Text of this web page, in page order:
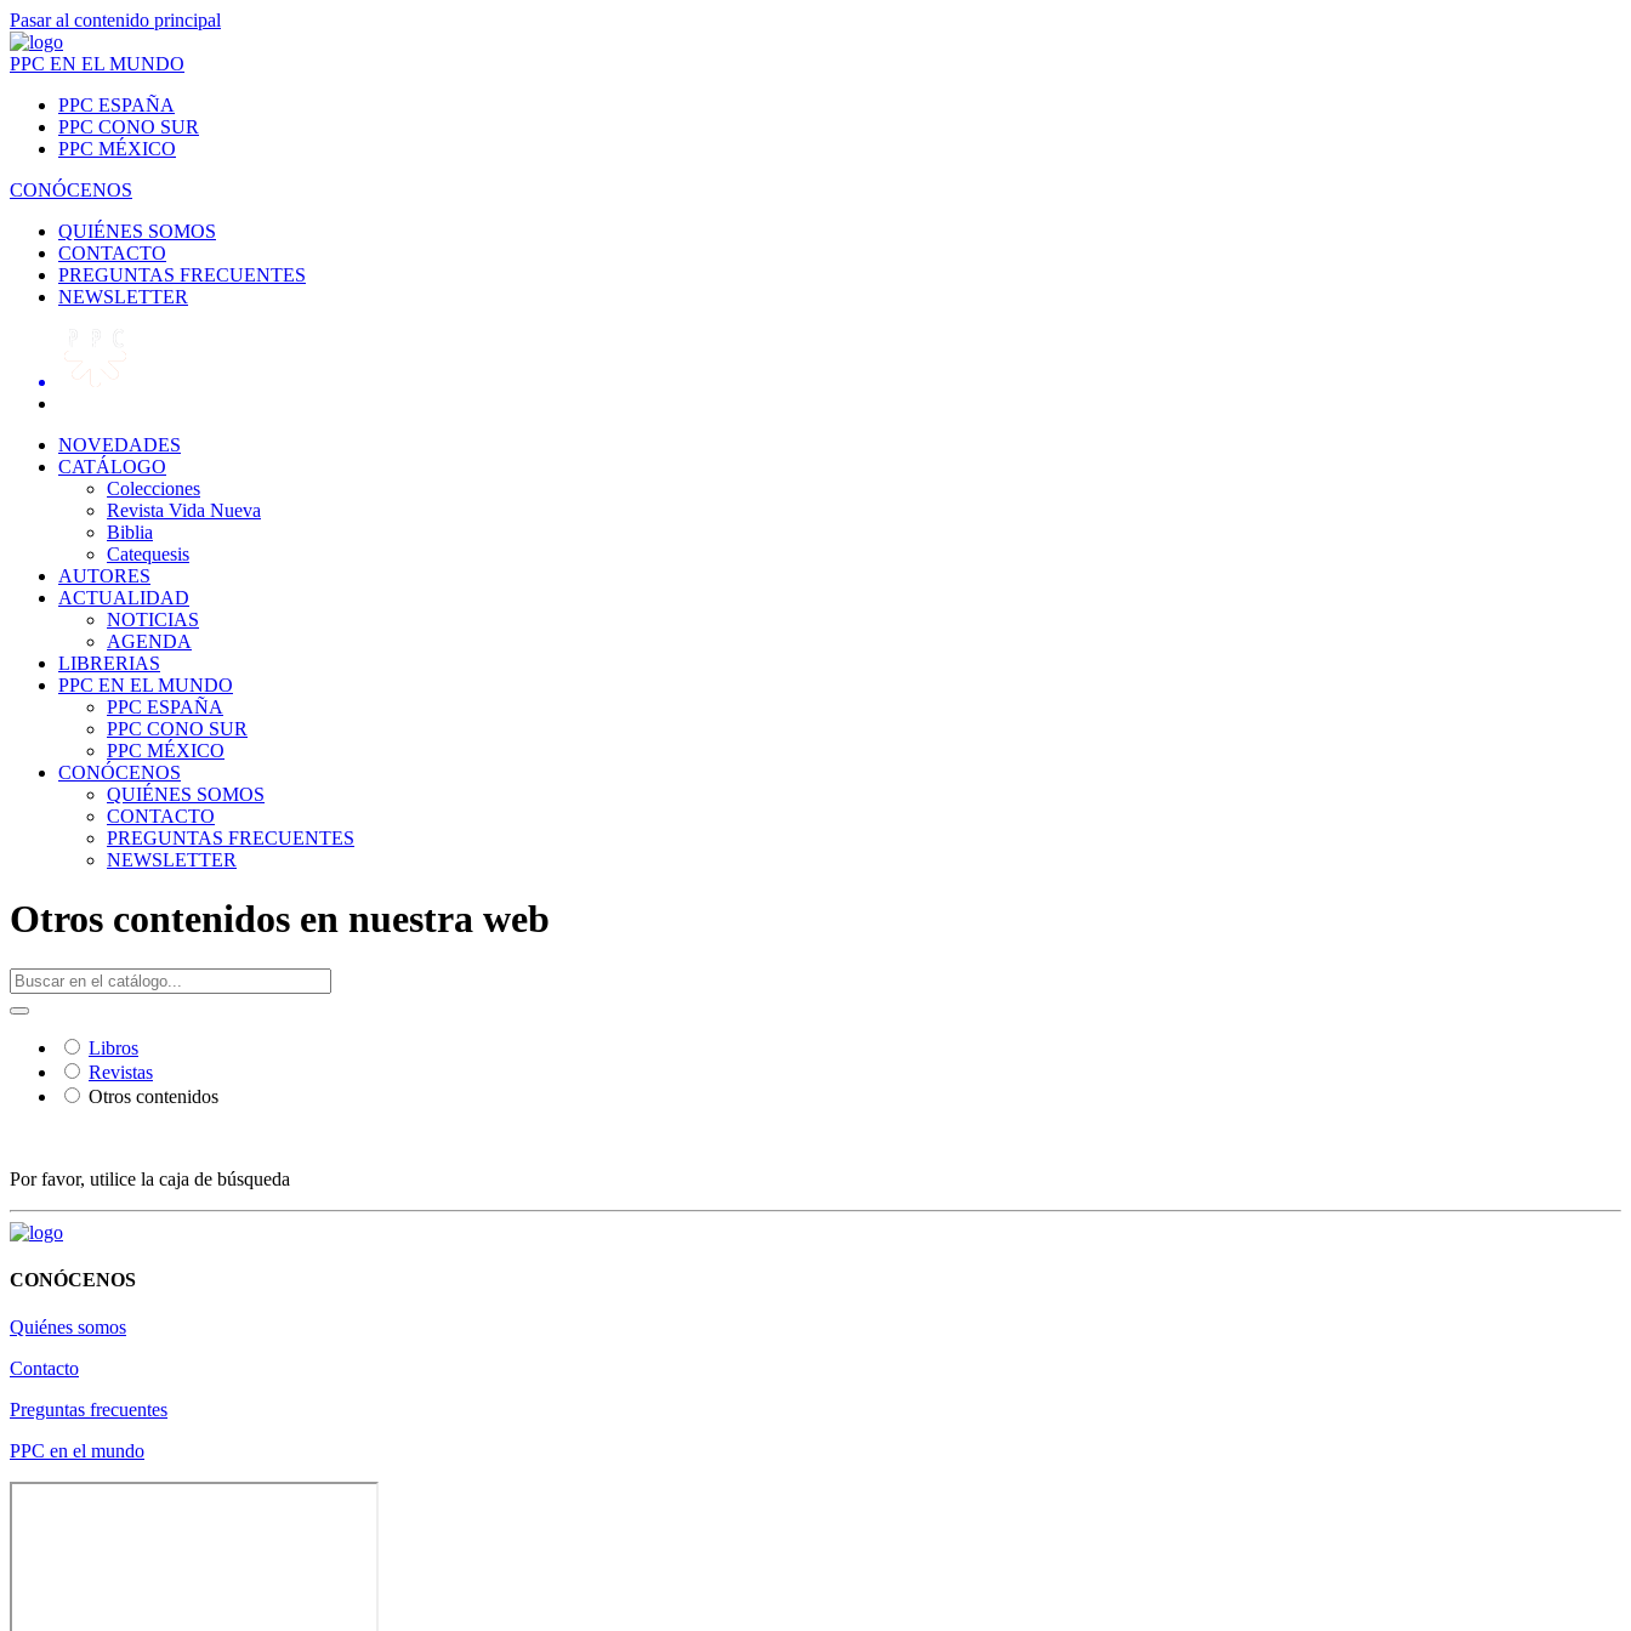
Pasar al contenido principal
PPC EN EL MUNDO
PPC ESPAÑA
PPC CONO SUR
PPC MÉXICO
CONÓCENOS
QUIÉNES SOMOS
CONTACTO
PREGUNTAS FRECUENTES
NEWSLETTER
NOVEDADES
CATÁLOGO
Colecciones
Revista Vida Nueva
Biblia
Catequesis
AUTORES
ACTUALIDAD
NOTICIAS
AGENDA
LIBRERIAS
PPC EN EL MUNDO
PPC ESPAÑA
PPC CONO SUR
PPC MÉXICO
CONÓCENOS
QUIÉNES SOMOS
CONTACTO
PREGUNTAS FRECUENTES
NEWSLETTER
Otros contenidos en nuestra web
Libros
Revistas
Otros contenidos
Por favor, utilice la caja de búsqueda
CONÓCENOS
Quiénes somos
Contacto
Preguntas frecuentes
PPC en el mundo